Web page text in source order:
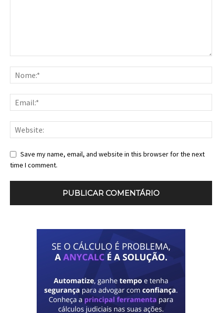
Save my name, email, and website in this browser for the next
time I comment.